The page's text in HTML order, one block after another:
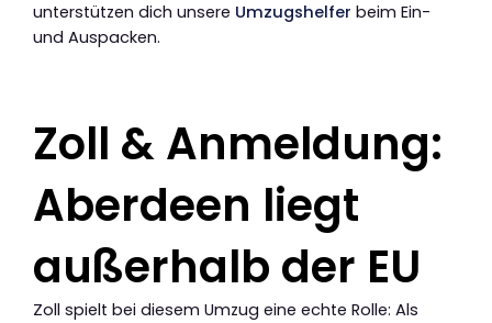
unterstützen dich unsere Umzugshelfer beim Ein-
und Auspacken.
Zoll & Anmeldung:
Aberdeen liegt
außerhalb der EU
Zoll spielt bei diesem Umzug eine echte Rolle: Als